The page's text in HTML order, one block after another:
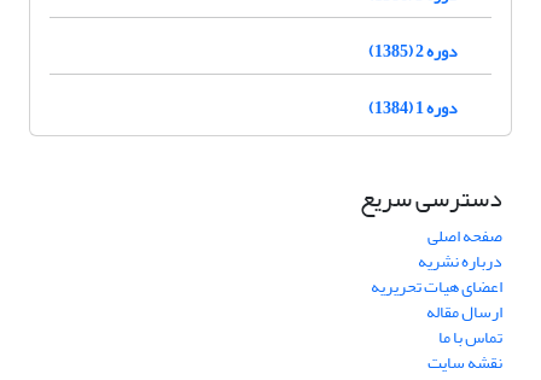
دوره 2 (1385)
دوره 1 (1384)
دسترسی سریع
صفحه اصلی
درباره نشریه
اعضای هیات تحریریه
ارسال مقاله
تماس با ما
نقشه سایت